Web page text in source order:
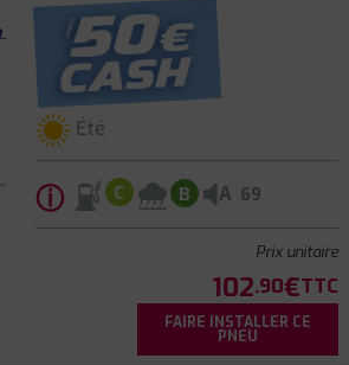
Été
ⓘ C B A 69
Prix unitaire
102.90€TTC
FAIRE INSTALLER CE
PNEU